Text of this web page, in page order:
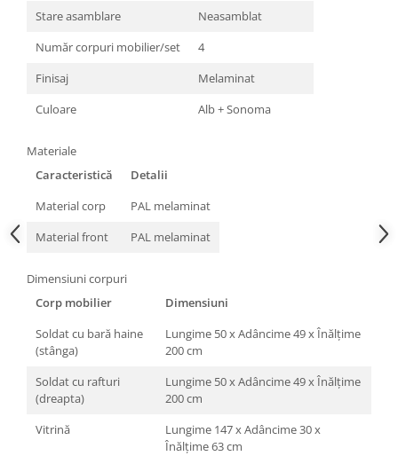
Stare asamblare
Neasamblat
Număr corpuri mobilier/set
4
Finisaj
Melaminat
Culoare
Alb + Sonoma
Materiale
Caracteristică
Detalii
Material corp
PAL melaminat
Material front
PAL melaminat
Dimensiuni corpuri
Corp mobilier
Dimensiuni
Soldat cu bară haine
(stânga)
Lungime 50 x Adâncime 49 x Înălțime
200 cm
Soldat cu rafturi
(dreapta)
Lungime 50 x Adâncime 49 x Înălțime
200 cm
Vitrină
Lungime 147 x Adâncime 30 x
Înălțime 63 cm